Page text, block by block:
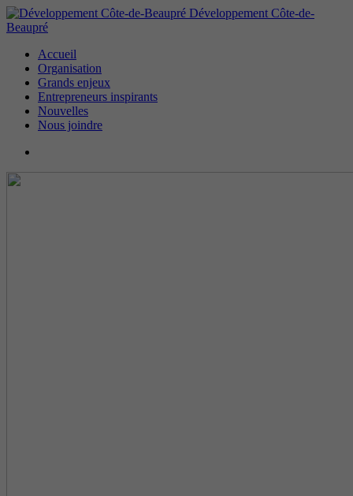
Développement Côte-de-
Beaupré
Accueil
Organisation
Grands enjeux
Entrepreneurs inspirants
Nouvelles
Nous joindre